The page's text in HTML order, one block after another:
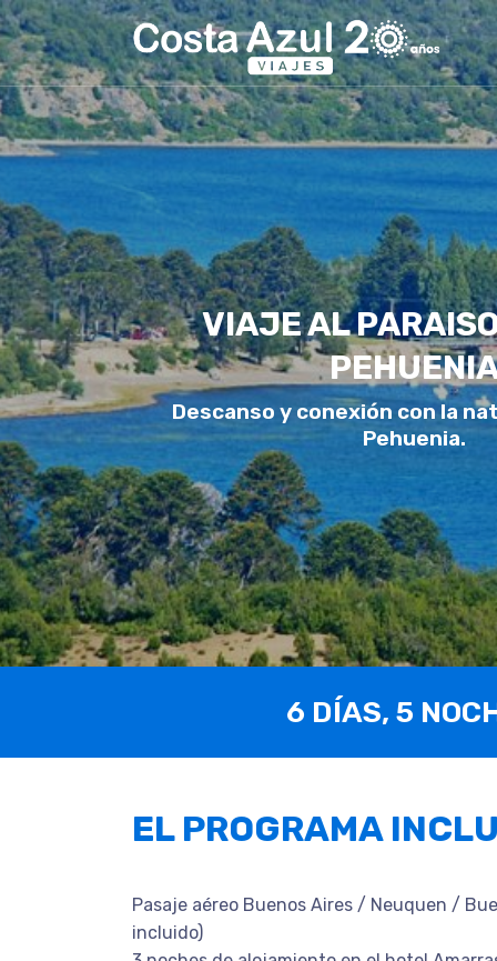
VIAJE AL
Descanso y conexión con la
Pehuenia.
6 DÍAS, 5
EL PROGRAMA
Pasaje aéreo Buenos Aires / Neuquen /
incluido)